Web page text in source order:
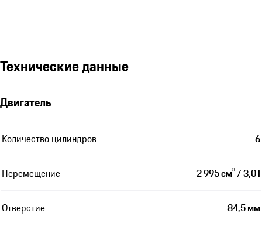
Технические данные
Двигатель
Количество цилиндров 6
Перемещение 2 995 см³ / 3,0 l
Отверстие 84,5 мм